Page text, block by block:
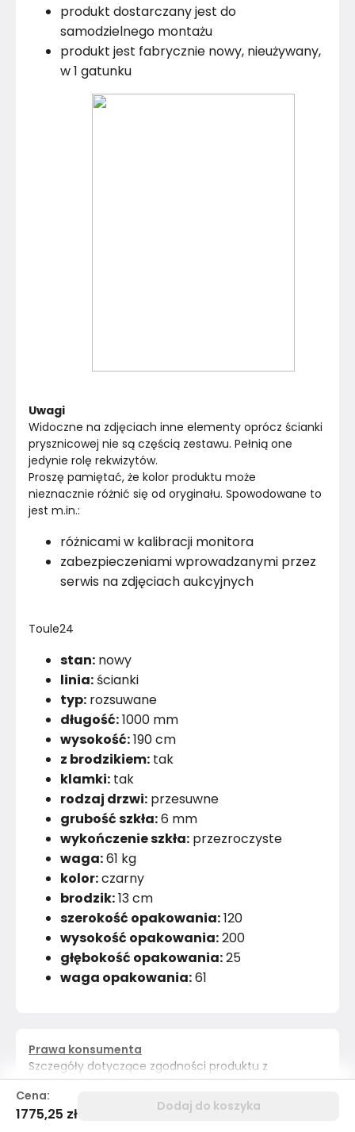
produkt dostarczany jest do
samodzielnego montażu
produkt jest fabrycznie nowy, nieużywany,
w 1 gatunku
Uwagi
Widoczne na zdjęciach inne elementy oprócz ścianki
prysznicowej nie są częścią zestawu. Pełnią one
jedynie rolę rekwizytów.
Proszę pamiętać, że kolor produktu może
nieznacznie różnić się od oryginału. Spowodowane to
jest m.in.:
różnicami w kalibracji monitora
zabezpieczeniami wprowadzanymi przez
serwis na zdjęciach aukcyjnych
Toule24
stan: nowy
linia:ścianki
typ: rozsuwane
długość:1000 mm
wysokość:190 cm
z brodzikiem: tak
klamki: tak
rodzaj drzwi: przesuwne
grubość szkła:6 mm
wykończenie szkła: przezroczyste
waga:61 kg
kolor:czarny
brodzik:13 cm
szerokość opakowania:120
wysokość opakowania:200
głębokość opakowania:25
waga opakowania:61
Cena:
1775,25 zł Dodaj do koszyka
Prawa konsumenta
Szczegóły dotyczące zgodności produktu z
przepisami: Odpowiedzialność za produkt
Instrukcja obsługi, bezpieczeństwo, zgodność i
ostrzeżenia